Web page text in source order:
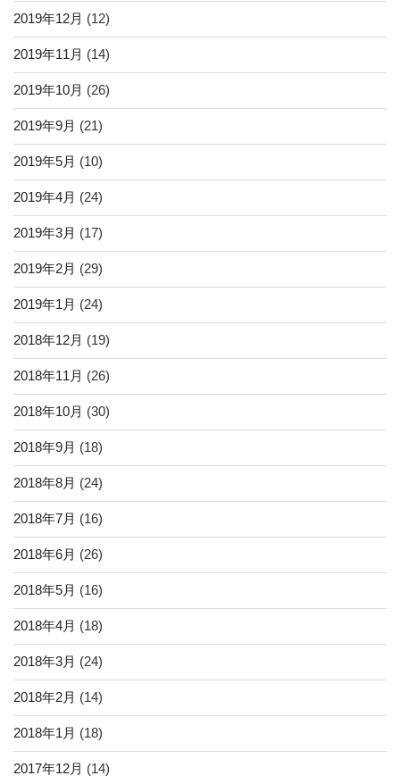
2019年12月 (12)
2019年11月 (14)
2019年10月 (26)
2019年9月 (21)
2019年5月 (10)
2019年4月 (24)
2019年3月 (17)
2019年2月 (29)
2019年1月 (24)
2018年12月 (19)
2018年11月 (26)
2018年10月 (30)
2018年9月 (18)
2018年8月 (24)
2018年7月 (16)
2018年6月 (26)
2018年5月 (16)
2018年4月 (18)
2018年3月 (24)
2018年2月 (14)
2018年1月 (18)
2017年12月 (14)